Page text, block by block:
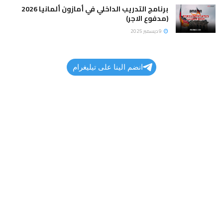
برنامج التدريب الداخلي في أمازون ألمانيا 2026
(مدفوع الاجر)
انضم الينا على تيليغرام